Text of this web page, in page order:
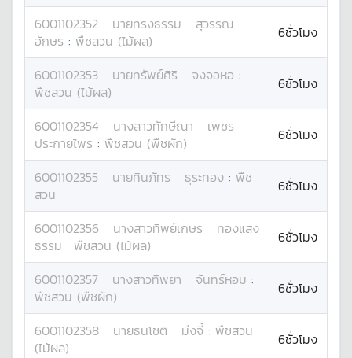
6001102352 นายทรงธรรม
สุวรรณ
อักษร : พืชสวน (ไม้ผล) 6ชั่วโมง
6001102353 นายทรัพย์ศิริ จงจอหอ :
พืชสวน (ไม้ผล)
6ชั่วโมง
6001102354 นางสาวทักษีณา
เพชร
ประกายไพร : พืชสวน (พืชผัก) 6ชั่วโมง
6001102355 นายทินภัทร ธุระทอง : พืช
สวน
6ชั่วโมง
6001102356 นางสาวทิพย์เกษร
ทองแสง
ธรรม : พืชสวน (ไม้ผล) 6ชั่วโมง
6001102357 นางสาวทิพยา จันทร์หอม :
พืชสวน (พืชผัก)
6ชั่วโมง
6001102358 นายธนโชติ ม่งจี้ : พืชสวน
(ไม้ผล)
6ชั่วโมง